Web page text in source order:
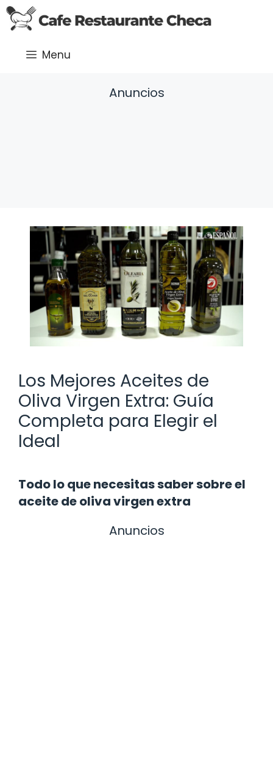
Saltar
al
Menu
Anuncios
Los Mejores Aceites de
Oliva Virgen Extra: Guía
Completa para Elegir el
Ideal
Todo lo que necesitas saber sobre el
aceite de oliva virgen extra
Anuncios